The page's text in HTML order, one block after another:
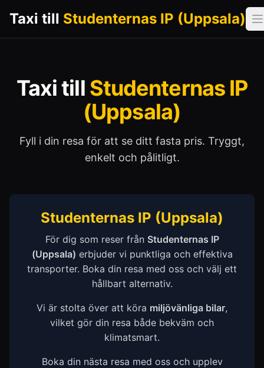
Taxi till Studenternas IP (Uppsala)
Taxi till Studenternas IP
(Uppsala)
Fyll i din resa för att se ditt fasta pris. Tryggt,
enkelt och pålitligt.
Studenternas IP (Uppsala)
För dig som reser från Studenternas IP
(Uppsala) erbjuder vi punktliga och effektiva
transporter. Boka din resa med oss och välj ett
hållbart alternativ.
Vi är stolta över att köra miljövänliga bilar,
vilket gör din resa både bekväm och
klimatsmart.
Boka din nästa resa med oss och upplev